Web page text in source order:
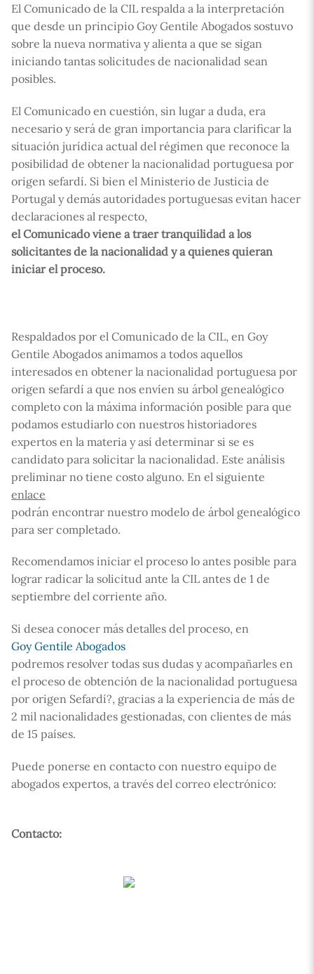
El Comunicado de la CIL respalda a la interpretación
que desde un principio Goy Gentile Abogados sostuvo
sobre la nueva normativa y alienta a que se sigan
iniciando tantas solicitudes de nacionalidad sean
posibles.
El Comunicado en cuestión, sin lugar a duda, era
necesario y será de gran importancia para clarificar la
situación jurídica actual del régimen que reconoce la
posibilidad de obtener la nacionalidad portuguesa por
origen sefardí. Si bien el Ministerio de Justicia de
Portugal y demás autoridades portuguesas evitan hacer
declaraciones al respecto,
el Comunicado viene a traer tranquilidad a los
solicitantes de la nacionalidad y a quienes quieran
iniciar el proceso.
Respaldados por el Comunicado de la CIL, en Goy
Gentile Abogados animamos a todos aquellos
interesados en obtener la nacionalidad portuguesa por
origen sefardí a que nos envíen su árbol genealógico
completo con la máxima información posible para que
podamos estudiarlo con nuestros historiadores
expertos en la materia y así determinar si se es
candidato para solicitar la nacionalidad. Este análisis
preliminar no tiene costo alguno. En el siguiente
enlace
podrán encontrar nuestro modelo de árbol genealógico
para ser completado.
Recomendamos iniciar el proceso lo antes posible para
lograr radicar la solicitud ante la CIL antes de 1 de
septiembre del corriente año.
Si desea conocer más detalles del proceso, en
Goy Gentile Abogados
podremos resolver todas sus dudas y acompañarles en
el proceso de obtención de la nacionalidad portuguesa
por origen Sefardí?, gracias a la experiencia de más de
2 mil nacionalidades gestionadas, con clientes de más
de 15 países.
Puede ponerse en contacto con nuestro equipo de
abogados expertos, a través del correo electrónico:
Contacto: